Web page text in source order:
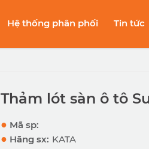
Hệ thống phân phối Tin tức
Thảm lót sàn ô tô
● Mã sp:
● Hãng sx: KATA